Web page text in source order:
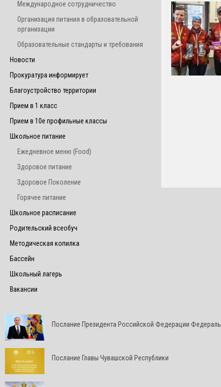
Международное сотрудничество
Организация питания в образовательной
организации
Образовательные стандарты и требования
Новости
Прокуратура информирует
Благоустройство территории
Прием в 1 класс
Прием в 10е профильные классы
Школьное питание
Ежедневное меню (Food)
Здоровое питание
Здоровое Поколение
Горячее питание
Школьное расписание
Родительский всеобуч
Методическая копилка
Бассейн
Школьный лагерь
Вакансии
Послание Президента Российской Федерации
Послание Главы Чувашской Республики